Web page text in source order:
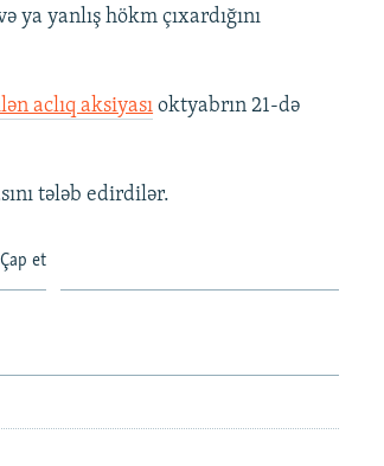
yanlış hökm çıxardığını
aclıq aksiyası oktyabrın 21-də
tələb edirdilər.
Çap et